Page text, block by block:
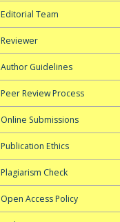
Editorial Team
Reviewer
Author Guidelines
Peer Review Process
Online Submissions
Publication Ethics
Plagiarism Check
Open Access Policy